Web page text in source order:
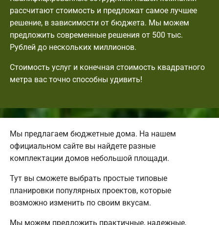
рассчитают стоимость и предложат самое лучшее
решение, в зависимости от бюджета. Мы можем
предложить современные решения от 500 тыс.
Рублей до нескольких миллионов.
Стоимость услуг и конечная стоимость квадратного
метра вас точно способны удивить!
Мы предлагаем бюджетные дома. На нашем
официальном сайте вы найдете разные
комплектации домов небольшой площади.
Тут вы сможете выбрать простые типовые
планировки популярных проектов, которые
возможно изменить по своим вкусам.
Мы можем предложить практичные, надежные,